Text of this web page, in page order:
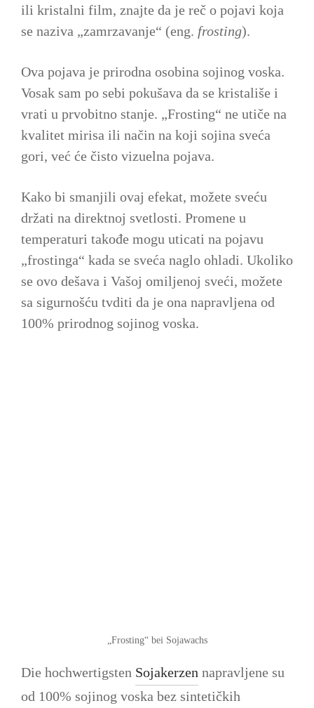
ili kristalni film, znajte da je reč o pojavi koja
se naziva „zamrzavanje“ (eng. frosting).
Ova pojava je prirodna osobina sojinog voska.
Vosak sam po sebi pokušava da se kristališe i
vrati u prvobitno stanje. „Frosting“ ne utiče na
kvalitet mirisa ili način na koji sojina sveća
gori, već će čisto vizuelna pojava.
Kako bi smanjili ovaj efekat, možete sveću
držati na direktnoj svetlosti. Promene u
temperaturi takođe mogu uticati na pojavu
„frostinga“ kada se sveća naglo ohladi. Ukoliko
se ovo dešava i Vašoj omiljenoj sveći, možete
sa sigurnošću tvditi da je ona napravljena od
100% prirodnog sojinog voska.
„Frosting“ bei Sojawachs
Die hochwertigsten Sojakerzen napravljene su
od 100% sojinog voska bez sintetičkih